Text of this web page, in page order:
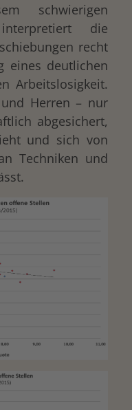
schwierigen
die
recht
eines deutlichen
Arbeitslosigkeit.
Herren – nur
abgesichert,
und sich von
Techniken und